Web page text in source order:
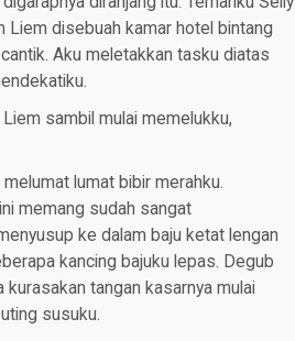
Liem disebuah kamar hotel bintang
Aku meletakkan tasku diatas
sambil mulai memelukku,
lumat bibir merahku.
memang sudah sangat
ke dalam baju ketat lengan
kancing bajuku lepas. Degub
tangan kasarnya mulai
susuku.